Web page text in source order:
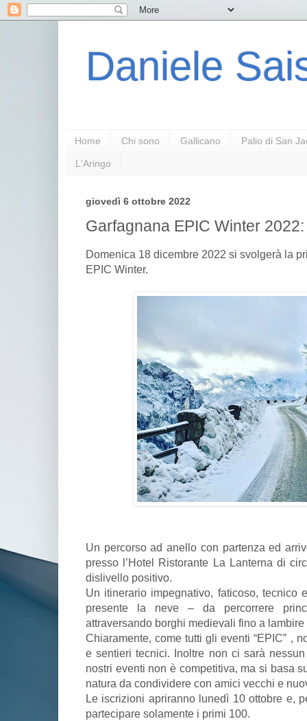
Daniele
Home Chi sono Gallicano Palio di San
L'Aringo
giovedì 6 ottobre 2022
Garfagnana EPIC Winter
Domenica 18 dicembre 2022 si svolgerà la
EPIC Winter.
Un percorso ad anello con partenza ed
presso l’Hotel Ristorante La Lanterna di
dislivello positivo.
Un itinerario impegnativo, faticoso, tecnico
presente la neve – da percorrere
attraversando borghi medievali fino a
Chiaramente, come tutti gli eventi “EPIC” ,
e sentieri tecnici. Inoltre non ci sarà
nostri eventi non è competitiva, ma si basa
natura da condividere con amici vecchi e
Le iscrizioni apriranno lunedì 10 ottobre e,
partecipare solamente i primi 100.